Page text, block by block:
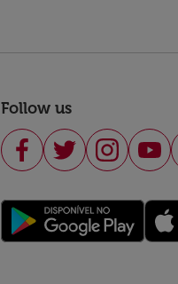
Follow us